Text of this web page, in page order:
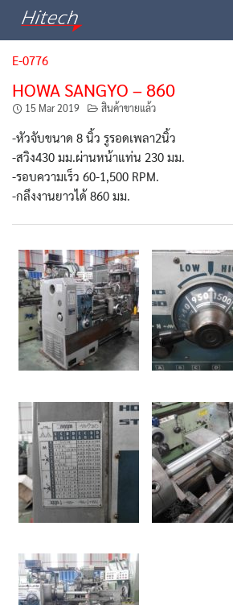
E-0776
HOWA SANGYO – 860
15 Mar 2019 สินค้าขายแล้ว
-หัวจับขนาด 8 นิ้ว รูรอดเพลา2นิ้ว
-สวิง430 มม.ผ่านหน้าแท่น 230 มม.
-รอบความเร็ว 60-1,500 RPM.
-กลึงงานยาวได้ 860 มม.